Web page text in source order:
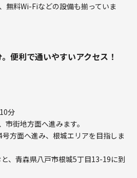
無料Wi-Fiなどの設備も揃っていま
便利で通いやすいアクセス！
分
市街地方面へ進みます。
方面へ進み、根城エリアを目指しま
、青森県八戸市根城5丁目13-19に到